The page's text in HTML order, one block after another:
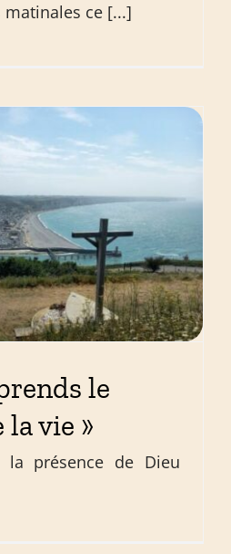
ce [...]
le
vie »
la présence de Dieu